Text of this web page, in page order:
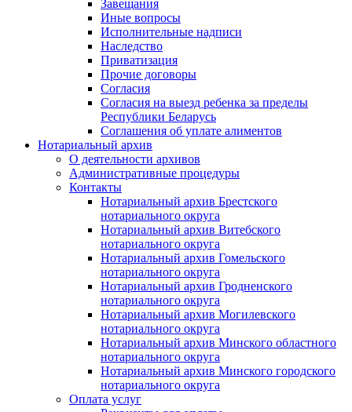
Завещания
Иные вопросы
Исполнительные надписи
Наследство
Приватизация
Прочие договоры
Согласия
Согласия на выезд ребенка за пределы
Республики Беларусь
Соглашения об уплате алиментов
Нотариальный архив
О деятельности архивов
Административные процедуры
Контакты
Нотариальный архив Брестского
нотариального округа
Нотариальный архив Витебского
нотариального округа
Нотариальный архив Гомельского
нотариального округа
Нотариальный архив Гродненского
нотариального округа
Нотариальный архив Могилевского
нотариального округа
Нотариальный архив Минского областного
нотариального округа
Нотариальный архив Минского городского
нотариального округа
Оплата услуг